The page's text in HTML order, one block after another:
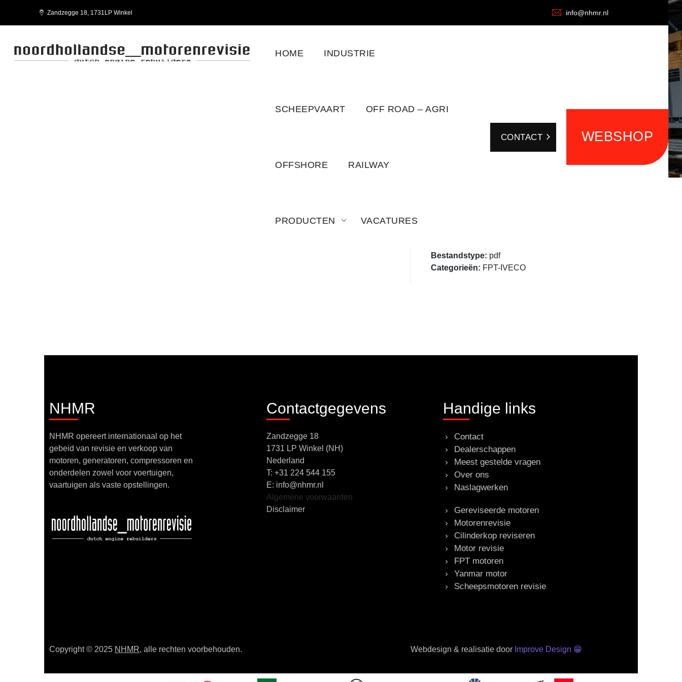
Zandzegge 18, 1731LP Winkel info@nhmr.nl
HOME INDUSTRIE
SCHEEPVAART OFF ROAD – AGRI
OFFSHORE RAILWAY
PRODUCTEN VACATURES
CONTACT WEBSHOP
Bestandstype: pdf
Categorieën: FPT-IVECO
NHMR
NHMR opereert internationaal op het
gebeid van revisie en verkoop van
motoren, generatoren, compressoren en
onderdelen zowel voor voertuigen,
vaartuigen als vaste opstellingen.
Contactgegevens
Zandzegge 18
1731 LP Winkel (NH)
Nederland
T: +31 224 544 155
E: info@nhmr.nl
Algemene voorwaarden
Disclaimer
Handige links
Contact
Dealerschappen
Meest gestelde vragen
Over ons
Naslagwerken
Gereviseerde motoren
Motorenrevisie
Cilinderkop reviseren
Motor revisie
FPT motoren
Yanmar motor
Scheepsmotoren revisie
Copyright © 2025 NHMR, alle rechten voorbehouden. Webdesign & realisatie door Improve Design 😁